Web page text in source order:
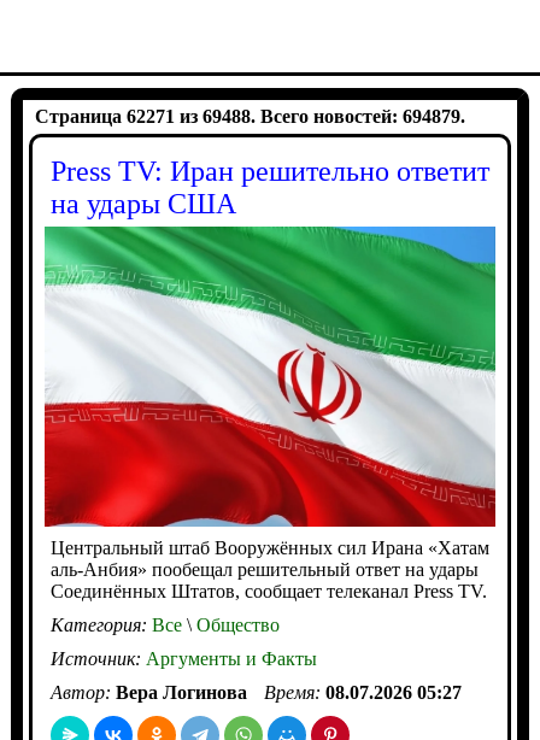
Страница 62271 из 69488. Всего новостей: 694879.
Press TV: Иран решительно ответит
на удары США
Центральный штаб Вооружённых сил Ирана «Хатам
аль-Анбия» пообещал решительный ответ на удары
Соединённых Штатов, сообщает телеканал Press TV.
Категория: Все\Общество
Источник: Аргументы и Факты
Автор: Вера Логинова Время: 08.07.2026 05:27